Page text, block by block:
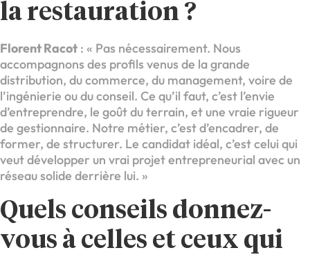
la restauration ?
Florent Racot : « Pas nécessairement. Nous
accompagnons des profils venus de la grande
distribution, du commerce, du management, voire de
l’ingénierie ou du conseil. Ce qu’il faut, c’est l’envie
d’entreprendre, le goût du terrain, et une vraie rigueur
de gestionnaire. Notre métier, c’est d’encadrer, de
former, de structurer. Le candidat idéal, c’est celui qui
veut développer un vrai projet entrepreneurial avec un
réseau solide derrière lui. »
Quels conseils donnez-
vous à celles et ceux qui